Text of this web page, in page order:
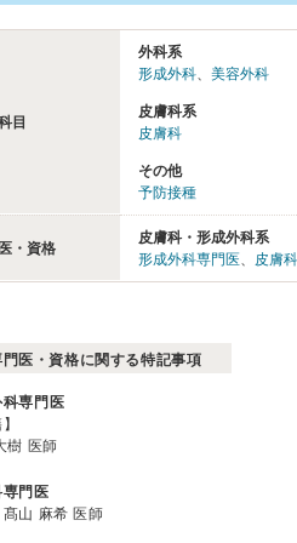
目
外科系
形成外科、 美容外科
皮膚科系
皮膚科
その他
予防接種
・資格
皮膚科・形成外科系
形成外科専門医、 皮膚
門医・資格に関する特記事項
専門医
樹 医師
専門医
山 麻希 医師